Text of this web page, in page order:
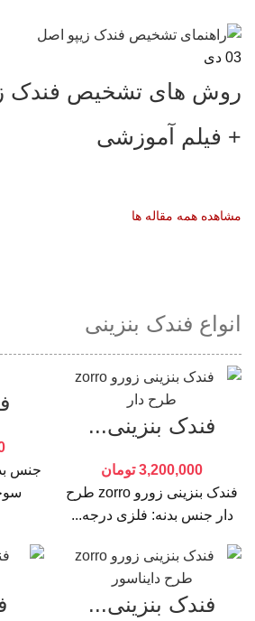
03 دی
روش های تشخیص فندک
+ فیلم آموزشی
مشاهده همه مقاله ها
انواع فندک بنزینی
فندک بنزینی...
3,200,000 تومان
فندک بنزینی زورو zorro طرح
دار جنس بدنه: فلزی درجه...
جنس
فندک بنزینی...